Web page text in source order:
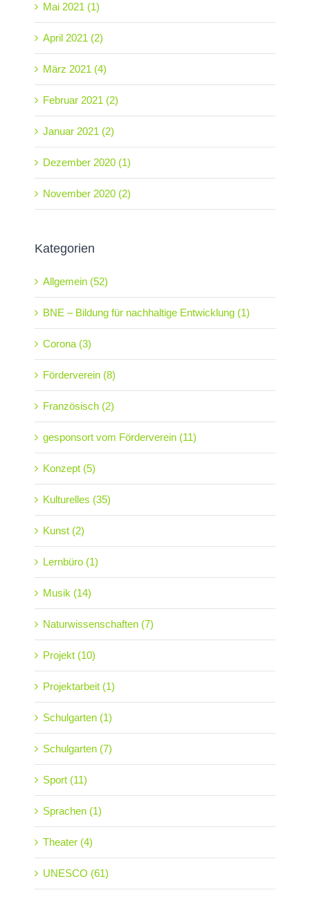
Mai 2021 (1)
April 2021 (2)
März 2021 (4)
Februar 2021 (2)
Januar 2021 (2)
Dezember 2020 (1)
November 2020 (2)
Kategorien
Allgemein (52)
BNE – Bildung für nachhaltige Entwicklung (1)
Corona (3)
Förderverein (8)
Französisch (2)
gesponsort vom Förderverein (11)
Konzept (5)
Kulturelles (35)
Kunst (2)
Lernbüro (1)
Musik (14)
Naturwissenschaften (7)
Projekt (10)
Projektarbeit (1)
Schulgarten (1)
Schulgarten (7)
Sport (11)
Sprachen (1)
Theater (4)
UNESCO (61)